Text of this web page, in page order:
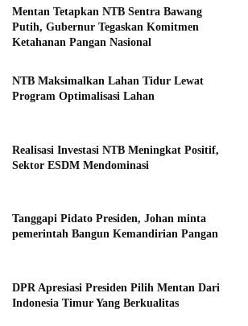
Mentan Tetapkan NTB Sentra Bawang
Putih, Gubernur Tegaskan Komitmen
Ketahanan Pangan Nasional
NTB Maksimalkan Lahan Tidur Lewat
Program Optimalisasi Lahan
Realisasi Investasi NTB Meningkat Positif,
Sektor ESDM Mendominasi
Tanggapi Pidato Presiden, Johan minta
pemerintah Bangun Kemandirian Pangan
DPR Apresiasi Presiden Pilih Mentan Dari
Indonesia Timur Yang Berkualitas